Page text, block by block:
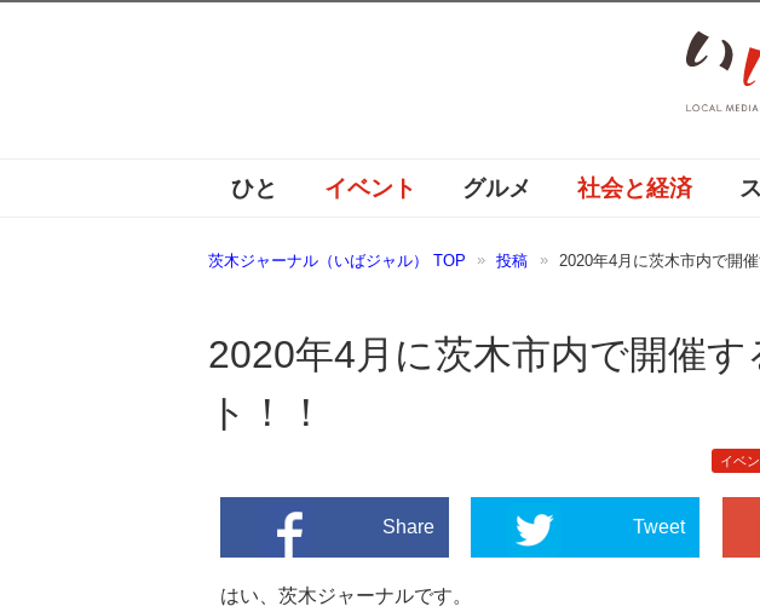
ひと イベント グルメ 社会と経済
茨木ジャーナル（いばジャル） TOP 投稿 2020年4月に茨木市内で開
2020年4月に茨木市内で開催す
ト！！
イベ
Share Tweet
はい、茨木ジャーナルです。